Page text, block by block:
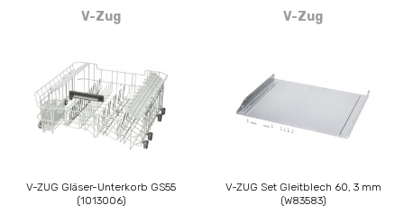
V-Zug
V-ZUG Gläser-Unterkorb GS55
(1013006)
V-Zug
V-ZUG Set Gleitblech 60, 3 mm
(W83583)